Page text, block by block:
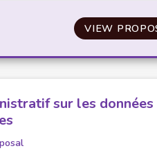
HARCÈLEMENT
VIEW
sur les données